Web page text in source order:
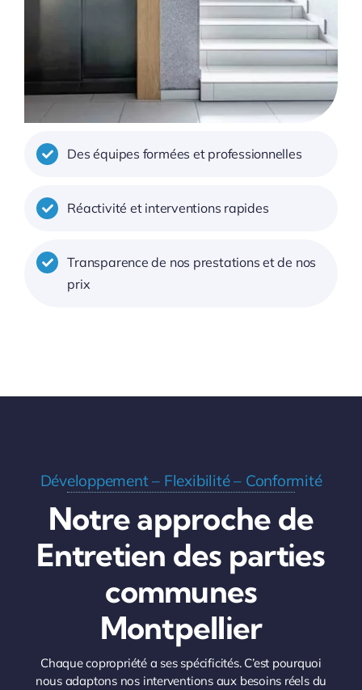
Des équipes formées et professionnelles
Réactivité et interventions rapides
Transparence de nos prestations et de nos
prix
Développement – Flexibilité – Conformité
Notre approche de
Entretien des parties
communes
Montpellier
Chaque copropriété a ses spécificités. C’est pourquoi
nous adaptons nos interventions aux besoins réels du